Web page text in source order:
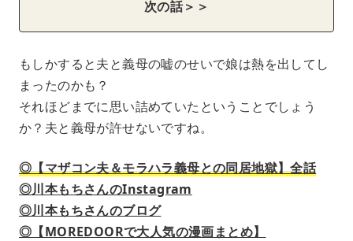
次の話＞＞
もしかすると夫と義母の嘘のせいで娘は熱を出してし
まったのかも？
それほどまでに思い詰めていたということでしょう
か？夫と義母が許せないですね。
◎【マザコン夫＆モラハラ義母との同居地獄】全話
◎川本もちさんのInstagram
◎川本もちさんのブログ
◎【MOREDOORで大人気の漫画まとめ】